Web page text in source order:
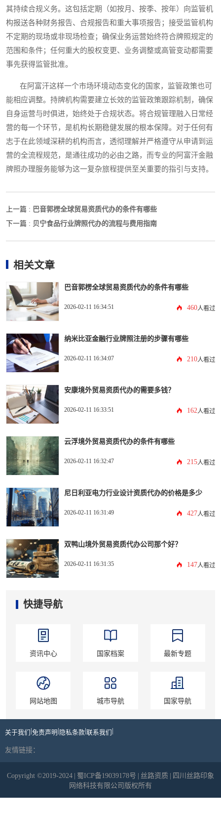
其持续合规义务。这包括定期（如按月、按季、按年）向监管机
构报送各种财务报告、合规报告和重大事项报告；接受监管机构
不定期的现场或非现场检查；确保业务运营始终符合牌照规定的
范围和条件；任何重大的股权变更、业务调整或高管变动都需要
事先获得监管批准。
在阿富汗这样一个市场环境动态变化的国家，监管政策也可
能相应调整。持牌机构需要建立长效的监管政策跟踪机制，确保
自身运营与时俱进，始终处于合规状态。将合规管理融入日常经
营的每一个环节，是机构长期稳健发展的根本保障。对于任何有
志于在此领域深耕的机构而言，透彻理解并严格遵守从申请到运
营的全流程规范，是通往成功的必由之路，而专业的阿富汗金融
牌照办理服务能够为这一复杂旅程提供至关重要的指引与支持。
上一篇 : 巴音郭楞全球贸易资质代办的条件有哪些
下一篇 : 贝宁食品行业牌照代办的流程与费用指南
相关文章
巴音郭楞全球贸易资质代办的条件有哪些
2026-02-11 16:34:51 460人看过
纳米比亚金融行业牌照注册的步骤有哪些
2026-02-11 16:34:07 210人看过
安康境外贸易资质代办的需要多钱？
2026-02-11 16:33:51 162 人看过
云浮境外贸易资质代办的条件有哪些
2026-02-11 16:32:47 215人看过
尼日利亚电力行业设计资质代办的价格是多少
2026-02-11 16:31:49 427人看过
双鸭山境外贸易资质代办公司那个好？
2026-02-11 16:31:35 147人看过
快捷导航
资讯中心 国家档案 最新专题
网站地图 城市导航 国家导航
关于我们 |免责声明 | 隐私条款|联系我们 |
友情链接：
Copyright ©2019-2024 | 蜀ICP备19039178号 | 丝路资质 | 四川丝路印象
网络科技有限公司版权所有